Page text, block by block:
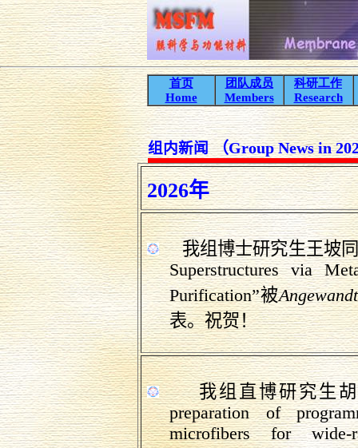
首页
Home
团队成员
Members
科研工作
Research
组内新闻 （Group Newsin
2026年
我组博士研究生王坡
Superstructures via
Purification”被
表。祝贺！
我组直博研究生
preparation of
microfibers for wide-